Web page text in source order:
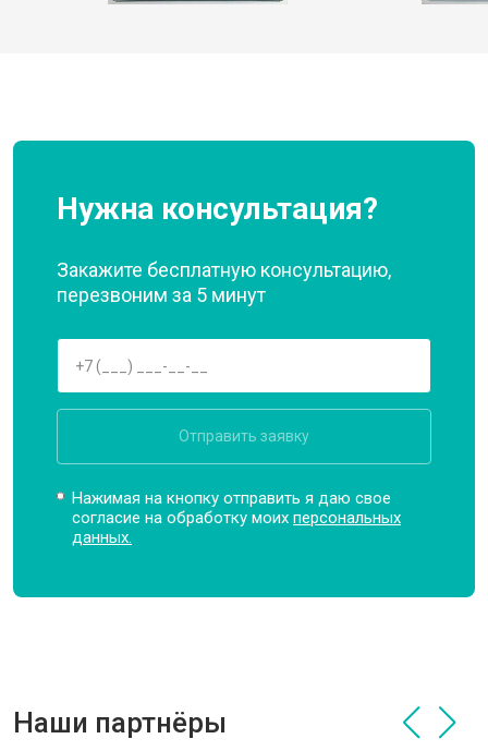
Нужна консультация?
Закажите бесплатную консультацию,
перезвоним за 5 минут
Отправить заявку
Нажимая на кнопку отправить я даю свое
согласие на обработку моихперсональных
данных.
Наши партнёры